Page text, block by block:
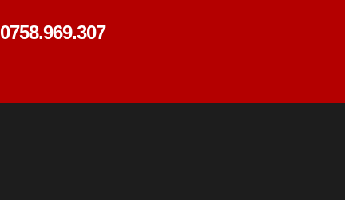
0758.969.307